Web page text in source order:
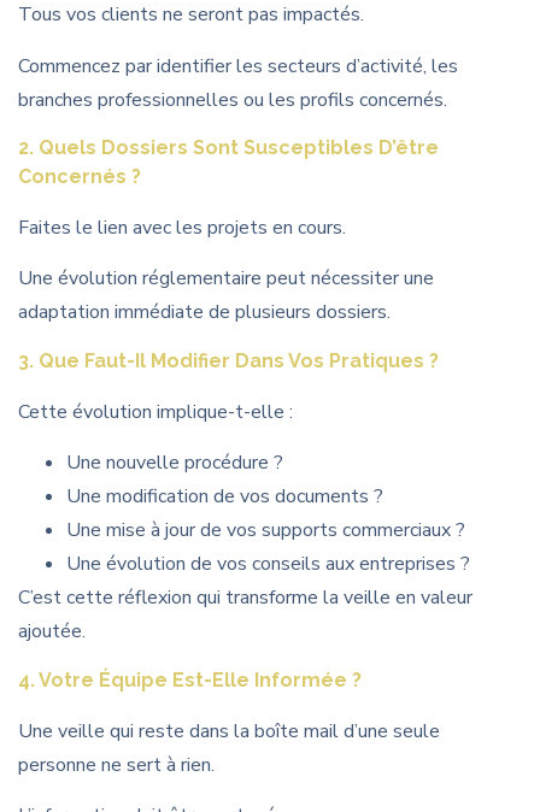
Tous vos clients ne seront pas impactés.
Commencez par identifier les secteurs d’activité, les
branches professionnelles ou les profils concernés.
2. Quels Dossiers Sont Susceptibles D’être
Concernés ?
Faites le lien avec les projets en cours.
Une évolution réglementaire peut nécessiter une
adaptation immédiate de plusieurs dossiers.
3. Que Faut-Il Modifier Dans Vos Pratiques ?
Cette évolution implique-t-elle :
Une nouvelle procédure ?
Une modification de vos documents ?
Une mise à jour de vos supports commerciaux ?
Une évolution de vos conseils aux entreprises ?
C’est cette réflexion qui transforme la veille en valeur
ajoutée.
4. Votre Équipe Est-Elle Informée ?
Une veille qui reste dans la boîte mail d’une seule
personne ne sert à rien.